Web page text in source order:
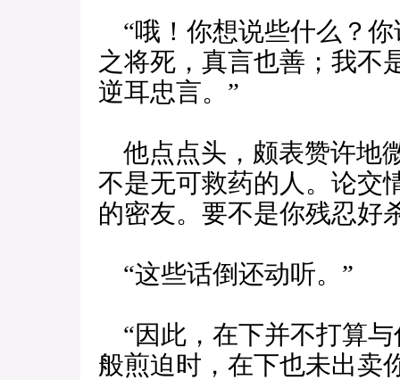
“哦！你想说些什么？
之将死，真言也善；我不
逆耳忠言。”
他点点头，颇表赞许地
不是无可救药的人。论交
的密友。要不是你残忍好
“这些话倒还动听。”
“因此，在下并不打算
般煎迫时，在下也未出卖